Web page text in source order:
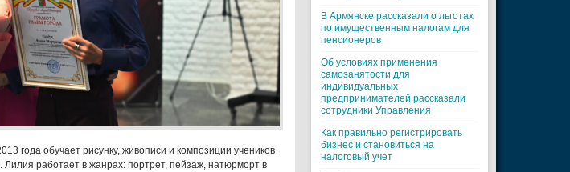
года обучает рисунку, живописи и композиции учеников
работает в жанрах: портрет, пейзаж, натюрморт в
В Армянске рассказали о льготах
по имущественным налогам для
пенсионеров
Об условиях применения
самозанятости для
индивидуальных
предпринимателей рассказали
сотрудники Управления
Как правильно регистрировать
бизнес и становиться на
налоговый учет